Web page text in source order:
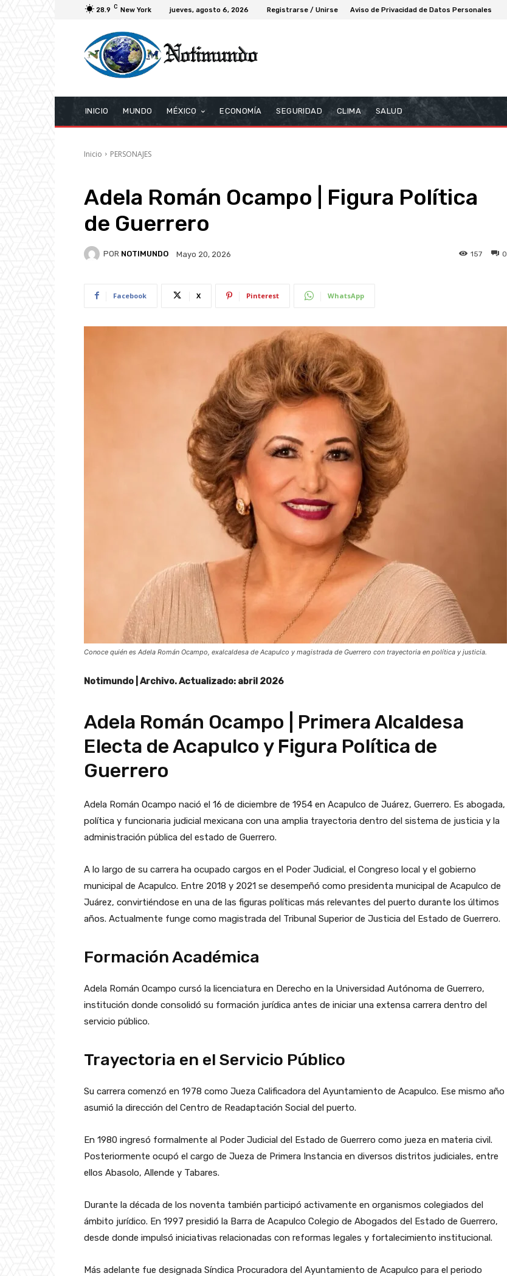
28.9 C New York jueves, agosto 6, 2026 Registrarse / Unirse Aviso de Privacidad de Datos Personales
INICIO MUNDO MÉXICO ECONOMÍA SEGURIDAD CLIMA SALUD
Inicio PERSONAJES
Adela Román Ocampo | Figura Política
de Guerrero
POR NOTIMUNDO Mayo 20, 2026 0
157
Facebook X Pinterest WhatsApp
Conoce quién es Adela Román Ocampo, exalcaldesa de Acapulco y magistrada de Guerrero con trayectoria en política y justicia.
Notimundo | Archivo. Actualizado: abril 2026
Adela Román Ocampo | Primera Alcaldesa
Electa de Acapulco y Figura Política de
Guerrero
Adela Román Ocampo nació el 16 de diciembre de 1954 en Acapulco de Juárez, Guerrero. Es abogada,
política y funcionaria judicial mexicana con una amplia trayectoria dentro del sistema de justicia y la
administración pública del estado de Guerrero.
A lo largo de su carrera ha ocupado cargos en el Poder Judicial, el Congreso local y el gobierno
municipal de Acapulco. Entre 2018 y 2021 se desempeñó como presidenta municipal de Acapulco de
Juárez, convirtiéndose en una de las figuras políticas más relevantes del puerto durante los últimos
años. Actualmente funge como magistrada del Tribunal Superior de Justicia del Estado de Guerrero.
Formación Académica
Adela Román Ocampo cursó la licenciatura en Derecho en la Universidad Autónoma de Guerrero,
institución donde consolidó su formación jurídica antes de iniciar una extensa carrera dentro del
servicio público.
Trayectoria en el Servicio Público
Su carrera comenzó en 1978 como Jueza Calificadora del Ayuntamiento de Acapulco. Ese mismo año
asumió la dirección del Centro de Readaptación Social del puerto.
En 1980 ingresó formalmente al Poder Judicial del Estado de Guerrero como jueza en materia civil.
Posteriormente ocupó el cargo de Jueza de Primera Instancia en diversos distritos judiciales, entre
ellos Abasolo, Allende y Tabares.
Durante la década de los noventa también participó activamente en organismos colegiados del
ámbito jurídico. En 1997 presidió la Barra de Acapulco Colegio de Abogados del Estado de Guerrero,
desde donde impulsó iniciativas relacionadas con reformas legales y fortalecimiento institucional.
Más adelante fue designada Síndica Procuradora del Ayuntamiento de Acapulco para el periodo